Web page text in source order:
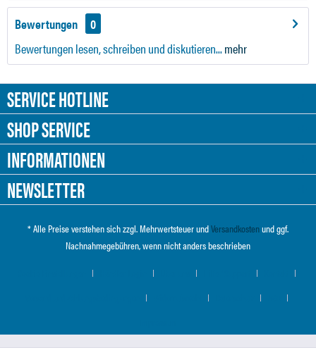
Bewertungen
0
Bewertungen lesen, schreiben und diskutieren...mehr
SERVICE HOTLINE
SHOP SERVICE
INFORMATIONEN
NEWSLETTER
* Alle Preise verstehen sich zzgl. Mehrwertsteuer undVersandkostenund ggf.
Nachnahmegebühren, wenn nicht anders beschrieben